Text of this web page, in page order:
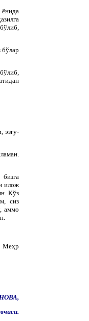
эзгу-
илож
Кўз
сиз
аммо
Меҳр